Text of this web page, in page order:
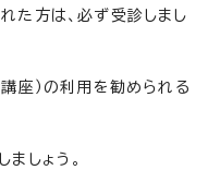
た方は、必ず受診しまし
座）の利用を勧められる
しょう。